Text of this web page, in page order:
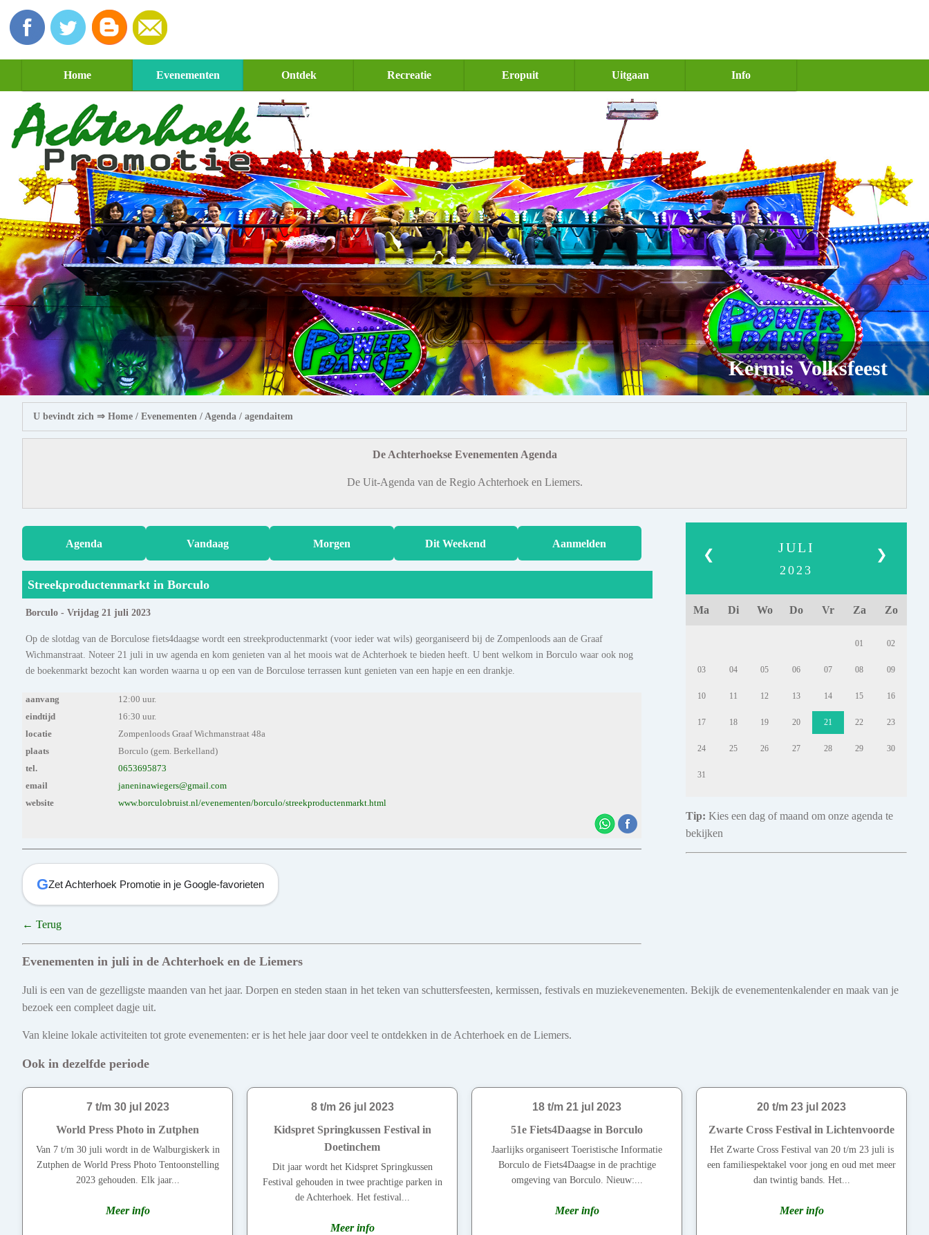
Home Evenementen Ontdek Recreatie Eropuit Uitgaan Info
Kermis Volksfeest
U bevindt zich ⇒ Home / Evenementen / Agenda / agendaitem
De Achterhoekse Evenementen Agenda
De Uit-Agenda van de Regio Achterhoek en Liemers.
Agenda Vandaag Morgen Dit Weekend Aanmelden
Streekproductenmarkt in Borculo
Borculo - Vrijdag 21 juli 2023
Op de slotdag van de Borculose fiets4daagse wordt een streekproductenmarkt (voor ieder wat wils) georganiseerd bij de Zompenloods aan de Graaf
Wichmanstraat. Noteer 21 juli in uw agenda en kom genieten van al het moois wat de Achterhoek te bieden heeft. U bent welkom in Borculo waar ook nog
de boekenmarkt bezocht kan worden waarna u op een van de Borculose terrassen kunt genieten van een hapje en een drankje.
aanvang
12:00 uur.
eindtijd
16:30 uur.
locatie
Zompenloods Graaf Wichmanstraat 48a
plaats
Borculo (gem. Berkelland)
tel.
0653695873
email
janeninawiegers@gmail.com
website
www.borculobruist.nl/evenementen/borculo/streekproductenmarkt.html
GZet Achterhoek Promotie in je Google-favorieten
← Terug
❮ ❯
JULI
2023
Ma Di Wo Do Vr Za Zo
01 02
03 04 05 06 07 08 09
10 11 12 13 14 15 16
17 18 19 20 21 22 23
24 25 26 27 28 29 30
31
Tip: Kies een dag of maand om onze agenda te
bekijken
Evenementen in juli in de Achterhoek en de Liemers
Juli is een van de gezelligste maanden van het jaar. Dorpen en steden staan in het teken van schuttersfeesten, kermissen, festivals en muziekevenementen. Bekijk de evenementenkalender en maak van je
bezoek een compleet dagje uit.
Van kleine lokale activiteiten tot grote evenementen: er is het hele jaar door veel te ontdekken in de Achterhoek en de Liemers.
Ook in dezelfde periode
7 t/m 30 jul 2023
World Press Photo in Zutphen
Van 7 t/m 30 juli wordt in de Walburgiskerk in
Zutphen de World Press Photo Tentoonstelling
2023 gehouden. Elk jaar...
Meer info
8 t/m 26 jul 2023
Kidspret Springkussen Festival in
Doetinchem
Dit jaar wordt het Kidspret Springkussen
Festival gehouden in twee prachtige parken in
de Achterhoek. Het festival...
Meer info
18 t/m 21 jul 2023
51e Fiets4Daagse in Borculo
Jaarlijks organiseert Toeristische Informatie
Borculo de Fiets4Daagse in de prachtige
omgeving van Borculo. Nieuw:...
Meer info
20 t/m 23 jul 2023
Zwarte Cross Festival in Lichtenvoorde
Het Zwarte Cross Festival van 20 t/m 23 juli is
een familiespektakel voor jong en oud met meer
dan twintig bands. Het...
Meer info